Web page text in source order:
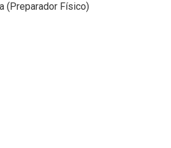
(Preparador Físico)